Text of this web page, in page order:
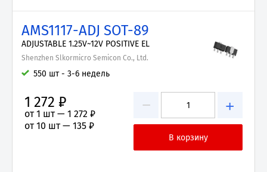
AMS1117-ADJ SOT-89
ADJUSTABLE 1.25V~12V POSITIVE EL
Shenzhen Slkormicro Semicon Co., Ltd.
550 шт - 3-6 недель
− +
1 272 ₽
от 1 шт — 1 272 ₽
от 10 шт — 135 ₽